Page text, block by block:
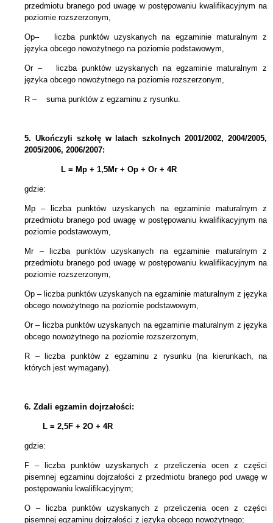
przedmiotu branego pod uwagę w postępowaniu kwalifikacyjnym na
poziomie rozszerzonym,
Op– liczba punktów uzyskanych na egzaminie maturalnym z
języka obcego nowożytnego na poziomie podstawowym,
Or – liczba punktów uzyskanych na egzaminie maturalnym z
języka obcego nowożytnego na poziomie rozszerzonym,
R – suma punktów z egzaminu z rysunku.
5. Ukończyli szkołę w latach szkolnych 2001/2002, 2004/2005,
2005/2006, 2006/2007:
L = Mp + 1,5Mr + Op + Or + 4R
gdzie:
Mp – liczba punktów uzyskanych na egzaminie maturalnym z
przedmiotu branego pod uwagę w postępowaniu kwalifikacyjnym na
poziomie podstawowym,
Mr – liczba punktów uzyskanych na egzaminie maturalnym z
przedmiotu branego pod uwagę w postępowaniu kwalifikacyjnym na
poziomie rozszerzonym,
Op – liczba punktów uzyskanych na egzaminie maturalnym z języka
obcego nowożytnego na poziomie podstawowym,
Or – liczba punktów uzyskanych na egzaminie maturalnym z języka
obcego nowożytnego na poziomie rozszerzonym,
R – liczba punktów z egzaminu z rysunku (na kierunkach, na
których jest wymagany).
6. Zdali egzamin dojrzałości:
L = 2,5F + 2O + 4R
gdzie:
F – liczba punktów uzyskanych z przeliczenia ocen z części
pisemnej egzaminu dojrzałości z przedmiotu branego pod uwagę w
postępowaniu kwalifikacyjnym;
O – liczba punktów uzyskanych z przeliczenia ocen z części
pisemnej egzaminu dojrzałości z języka obcego nowożytnego;